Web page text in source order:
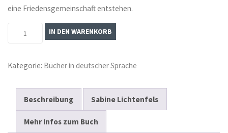
eine Friedensgemeinschaft entstehen.
Urbilder
Frieden
Menge
IN DEN WARENKORB
Kategorie: Bücher in deutscher Sprache
Beschreibung Sabine Lichtenfels
Mehr Infos zum Buch